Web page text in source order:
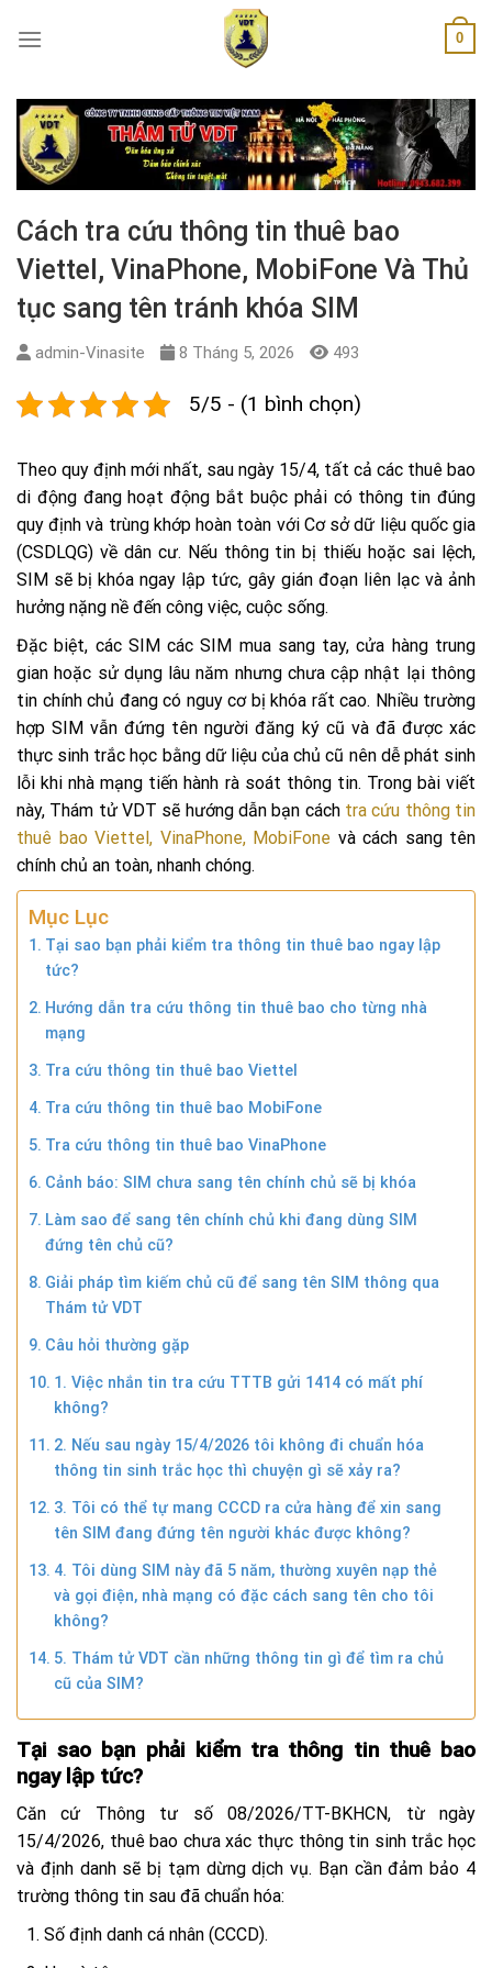
0
Cách tra cứu thông tin thuê bao
Viettel, VinaPhone, MobiFone Và Thủ
tục sang tên tránh khóa SIM
admin-Vinasite 8 Tháng 5, 2026 493
5/5 - (1 bình chọn)
Theo quy định mới nhất, sau ngày 15/4, tất cả các thuê bao
di động đang hoạt động bắt buộc phải có thông tin đúng
quy định và trùng khớp hoàn toàn với Cơ sở dữ liệu quốc gia
(CSDLQG) về dân cư. Nếu thông tin bị thiếu hoặc sai lệch,
SIM sẽ bị khóa ngay lập tức, gây gián đoạn liên lạc và ảnh
hưởng nặng nề đến công việc, cuộc sống.
Đặc biệt, các SIM các SIM mua sang tay, cửa hàng trung
gian hoặc sử dụng lâu năm nhưng chưa cập nhật lại thông
tin chính chủ đang có nguy cơ bị khóa rất cao. Nhiều trường
hợp SIM vẫn đứng tên người đăng ký cũ và đã được xác
thực sinh trắc học bằng dữ liệu của chủ cũ nên dễ phát sinh
lỗi khi nhà mạng tiến hành rà soát thông tin. Trong bài viết
này, Thám tử VDT sẽ hướng dẫn bạn cách tra cứu thông tin
thuê bao Viettel, VinaPhone, MobiFone và cách sang tên
chính chủ an toàn, nhanh chóng.
Mục Lục
Tại sao bạn phải kiểm tra thông tin thuê bao ngay lập
tức?
Hướng dẫn tra cứu thông tin thuê bao cho từng nhà
mạng
Tra cứu thông tin thuê bao Viettel
Tra cứu thông tin thuê bao MobiFone
Tra cứu thông tin thuê bao VinaPhone
Cảnh báo: SIM chưa sang tên chính chủ sẽ bị khóa
Làm sao để sang tên chính chủ khi đang dùng SIM
đứng tên chủ cũ?
Giải pháp tìm kiếm chủ cũ để sang tên SIM thông qua
Thám tử VDT
Câu hỏi thường gặp
1. Việc nhắn tin tra cứu TTTB gửi 1414 có mất phí
không?
2. Nếu sau ngày 15/4/2026 tôi không đi chuẩn hóa
thông tin sinh trắc học thì chuyện gì sẽ xảy ra?
3. Tôi có thể tự mang CCCD ra cửa hàng để xin sang
tên SIM đang đứng tên người khác được không?
4. Tôi dùng SIM này đã 5 năm, thường xuyên nạp thẻ
và gọi điện, nhà mạng có đặc cách sang tên cho tôi
không?
5. Thám tử VDT cần những thông tin gì để tìm ra chủ
cũ của SIM?
Tại sao bạn phải kiểm tra thông tin thuê bao
ngay lập tức?
Căn cứ Thông tư số 08/2026/TT-BKHCN, từ ngày
15/4/2026, thuê bao chưa xác thực thông tin sinh trắc học
và định danh sẽ bị tạm dừng dịch vụ. Bạn cần đảm bảo 4
trường thông tin sau đã chuẩn hóa:
Số định danh cá nhân (CCCD).